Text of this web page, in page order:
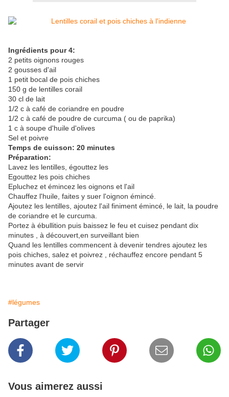
Ingrédients pour 4:
2 petits oignons rouges
2 gousses d'ail
1 petit bocal de pois chiches
150 g de lentilles corail
30 cl de lait
1/2 c à café de coriandre en poudre
1/2 c à café de poudre de curcuma ( ou de paprika)
1 c à soupe d'huile d'olives
Sel et poivre
Temps de cuisson: 20 minutes
Préparation:
Lavez les lentilles, égouttez les
Egouttez les pois chiches
Epluchez et émincez les oignons et l'ail
Chauffez l'huile, faites y suer l'oignon émincé.
Ajoutez les lentilles, ajoutez l'ail finiment émincé, le lait, la poudre
de coriandre et le curcuma.
Portez à ébullition puis baissez le feu et cuisez pendant dix
minutes , à découvert,en surveillant bien
Quand les lentilles commencent à devenir tendres ajoutez les
pois chiches, salez et poivrez , réchauffez encore pendant 5
minutes avant de servir
#légumes
Partager
Vous aimerez aussi